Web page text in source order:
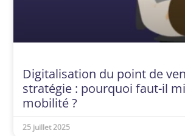
Digitalisation du point de
stratégie : pourquoi faut-il
mobilité ?
25 juillet 2025